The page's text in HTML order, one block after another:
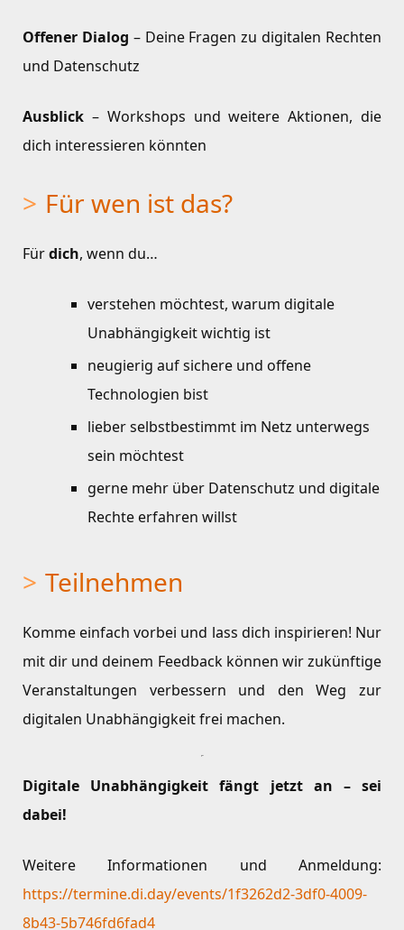
Offener Dialog – Deine Fragen zu digitalen Rechten
und Datenschutz
Ausblick – Workshops und weitere Aktionen, die
dich interessieren könnten
Für wen ist das?
Fürdich, wenn du…
verstehen möchtest, warum digitale
Unabhängigkeit wichtig ist
neugierig auf sichere und offene
Technologien bist
lieber selbstbestimmt im Netz unterwegs
sein möchtest
gerne mehr über Datenschutz und digitale
Rechte erfahren willst
Teilnehmen
Komme einfach vorbei und lass dich inspirieren! Nur
mit dir und deinem Feedback können wir zukünftige
Veranstaltungen verbessern und den Weg zur
digitalen Unabhängigkeit frei machen.
Digitale Unabhängigkeit fängt jetzt an – sei
dabei!
Weitere Informationen und Anmeldung:
https://termine.di.day/events/1f3262d2-3df0-4009-
8b43-5b746fd6fad4